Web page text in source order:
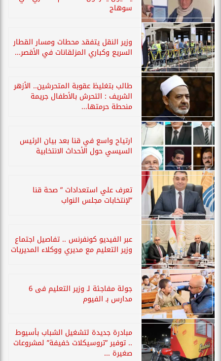
سوهاج
وزير النقل يتفقد محطات ومسار القطار
السريع وكباري المزلقانات في الأقصر...
طالب بتغليظ عقوبة المتحرشين.. الأزهر
الشريف : التحرش بالأطفال جريمة
منحطة حرمتها...
ارتياح واسع في قنا بعد بيان الرئيس
السيسي حول الأحداث الانتخابية
تعرف علي استعدادات ” صحة قنا
”لإنتخابات مجلس النواب
عبر الفيديو كونفرنس .. تفاصيل اجتماع
وزير التعليم مع مديري ووكلاء المديريات
جولة مفاجئة لـ وزير التعليم فى 6
مدارس بـ الفيوم
مبادرة جديدة لتشغيل الشباب بأسيوط
.. توفير ”تروسيكلات خفيفة” لمشروعات
صغيرة ...